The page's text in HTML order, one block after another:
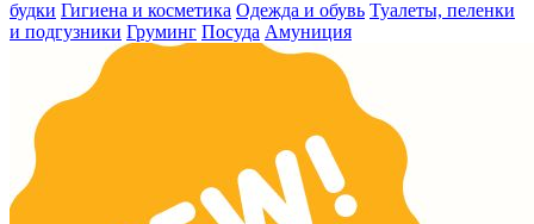
будки Гигиена и косметика Одежда и обувь Туалеты, пеленки
и подгузники Груминг Посуда Амуниция